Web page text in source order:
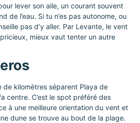
lever son aile, un courant souvent
de l’eau. Si tu n’es pas autonome, ou
pas d’y aller. Par Levante, le vent
mieux vaut tenter un autre
de kilomètres séparent Playa de
centre. C’est le spot préféré des
à une meilleure orientation du vent et
dune se trouve au bout de la plage.